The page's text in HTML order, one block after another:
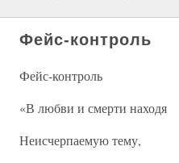
Фейс-контроль
Фейс-контроль
«В любви и смерти находя
Неисчерпаемую тему,